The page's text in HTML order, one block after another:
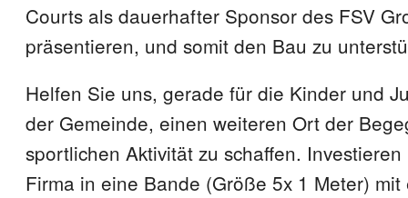
Courts als dauerhafter Sponsor des FSV
präsentieren, und somit den Bau zu
Helfen Sie uns, gerade für die Kinder und
der Gemeinde, einen weiteren Ort der
sportlichen Aktivität zu schaffen.
Firma in eine Bande (Größe 5x 1 Meter)